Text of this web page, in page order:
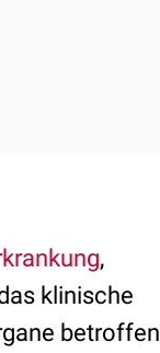
,
klinische
betroffen